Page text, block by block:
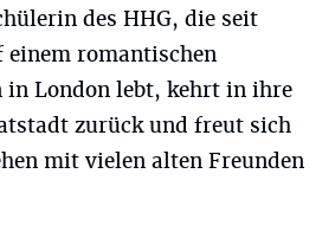
des HHG, die seit
einem romantischen
in London lebt, kehrt in ihre
zurück und freut sich
mit vielen alten Freunden